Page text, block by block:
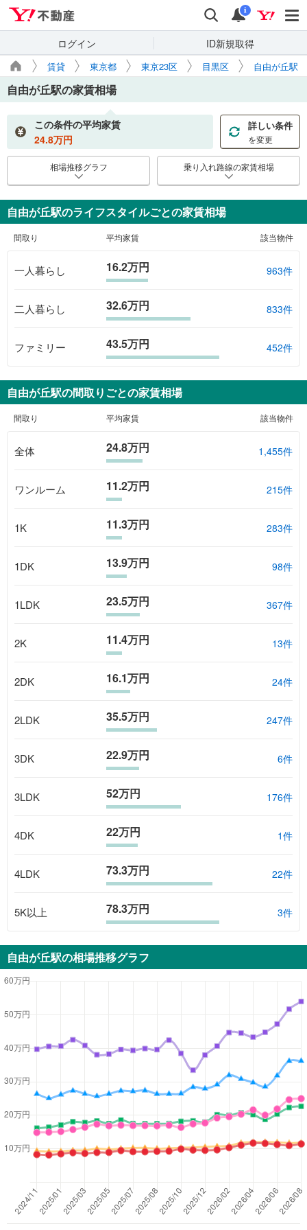
検索 通知
i
ログイン ID新規取得
賃貸 東京都 東京23区 目黒区 自由が丘駅
自由が丘駅の家賃相場
この条件の平均家賃
24.8万円
詳しい条件
を変更
相場推移グラフ 乗り入れ路線の家賃相場
自由が丘駅のライフスタイルごとの家賃相場
間取り 平均家賃 該当物件
一人暮らし 16.2万円 963件
二人暮らし 32.6万円 833件
ファミリー 43.5万円 452件
自由が丘駅の間取りごとの家賃相場
間取り 平均家賃 該当物件
全体 24.8万円 1,455件
ワンルーム 11.2万円 215件
1K 11.3万円 283件
1DK 13.9万円 98件
1LDK 23.5万円 367件
2K 11.4万円 13件
2DK 16.1万円 24件
2LDK 35.5万円 247件
3DK 22.9万円 6件
3LDK 52万円 176件
4DK 22万円 1件
4LDK 73.3万円 22件
5K以上 78.3万円 3件
自由が丘駅の相場推移グラフ